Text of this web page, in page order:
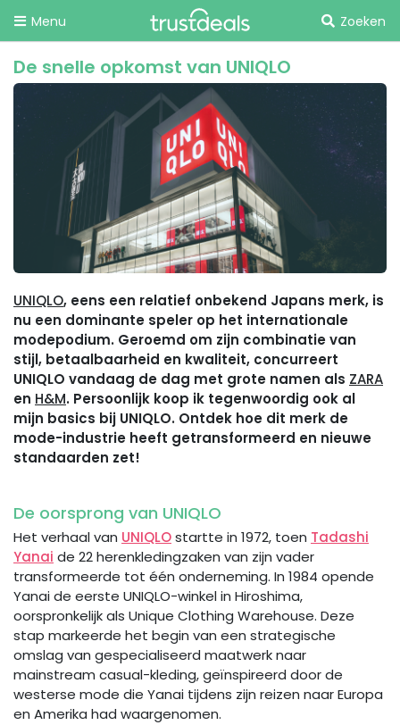
Menu Zoeken
De snelle opkomst van UNIQLO
UNIQLO, eens een relatief onbekend Japans merk, is
nu een dominante speler op het internationale
modepodium. Geroemd om zijn combinatie van
stijl, betaalbaarheid en kwaliteit, concurreert
UNIQLO vandaag de dag met grote namen als ZARA
en H&M. Persoonlijk koop ik tegenwoordig ook al
mijn basics bij UNIQLO. Ontdek hoe dit merk de
mode-industrie heeft getransformeerd en nieuwe
standaarden zet!
De oorsprong van UNIQLO
Het verhaal van UNIQLOstartte in 1972, toen Tadashi
Yanai de 22 herenkledingzaken van zijn vader
transformeerde tot één onderneming. In 1984 opende
Yanai de eerste UNIQLO-winkel in Hiroshima,
oorspronkelijk als Unique Clothing Warehouse. Deze
stap markeerde het begin van een strategische
omslag van gespecialiseerd maatwerk naar
mainstream casual-kleding, geïnspireerd door de
westerse mode die Yanai tijdens zijn reizen naar Europa
en Amerika had waargenomen.